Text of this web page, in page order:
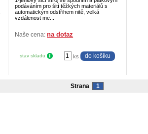
podáváním pro šití těžkých materiálů s
automatickým odstřihem nitě, velká
vzdálenost me...
Naše cena:na dotaz
stav skladu ks
Strana 1